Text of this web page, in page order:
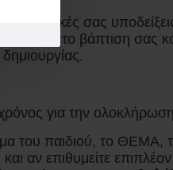
με τις δικές σας
στο πακέτο βάπτιση σας
για την
του παιδιού, το ΘΕΜΑ,
αν επιθυμείτε